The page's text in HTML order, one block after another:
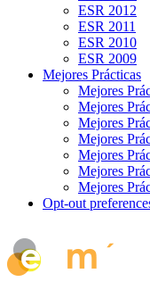
ESR 2012
ESR 2011
ESR 2010
ESR 2009
Mejores Prácticas
Mejores
Mejores
Mejores
Mejores
Mejores
Mejores
Mejores
Opt-out